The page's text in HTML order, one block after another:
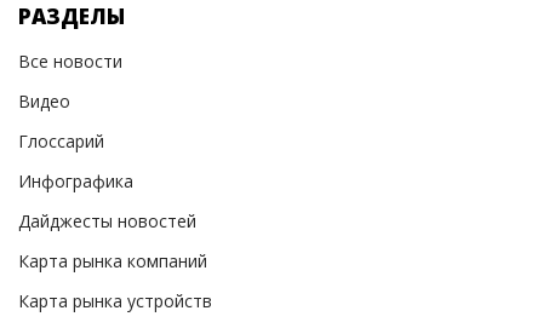
РАЗДЕЛЫ
Все новости
Видео
Глоссарий
Инфографика
Дайджесты новостей
Карта рынка компаний
Карта рынка устройств